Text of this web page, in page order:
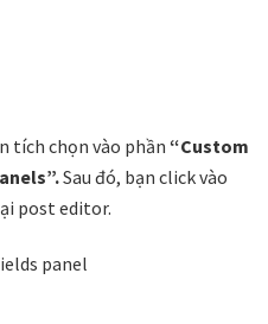
tích chọn vào phần “Custom
Sau đó, bạn click vào
post editor.